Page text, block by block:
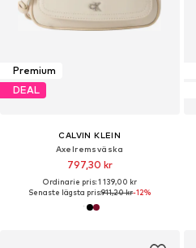
Premium
DEAL
CALVIN KLEIN
Axelremsväska
797,30 kr
Ordinarie pris: 1 139,00 kr
Senaste lägsta pris:911,20 kr-12%